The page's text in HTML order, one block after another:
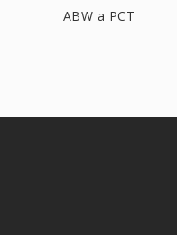
ABW a PCT